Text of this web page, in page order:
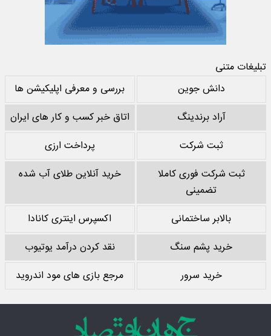
تبلیغات متنی
دانش جوین
بررسی و معرفی اپلیکیشن ها
آراد برندینگ
اتاق خبر کسب و کار های ایران
ثبت شرکت
پرداخت ارزی
ثبت شرکت فوری کاملا
تضمینی
خرید آنلاین طلای آب شده
بالابر ساختمانی
اکسپرس اینتری کانادا
خرید پشم سنگ
نقد کردن درآمد یوتیوب
خرید سرور
مرجع بازی های مود اندروید